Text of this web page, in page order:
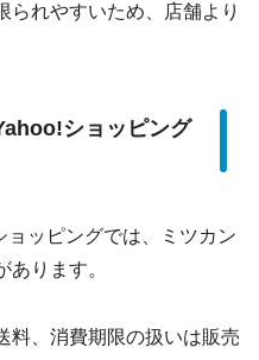
られやすいため、店舗より
ショッピング
ッピングでは、ミツカン
ります。
料、消費期限の扱いは販売